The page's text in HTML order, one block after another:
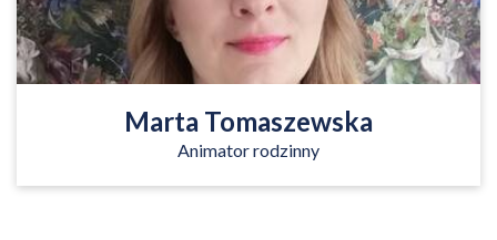
Marta Tomaszewska
Animator rodzinny
Czytaj więcej